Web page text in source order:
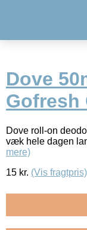
Dove
Gofresh
Dove roll-on
væk hele dagen
mere)
15 kr. (Vis fragtpris)